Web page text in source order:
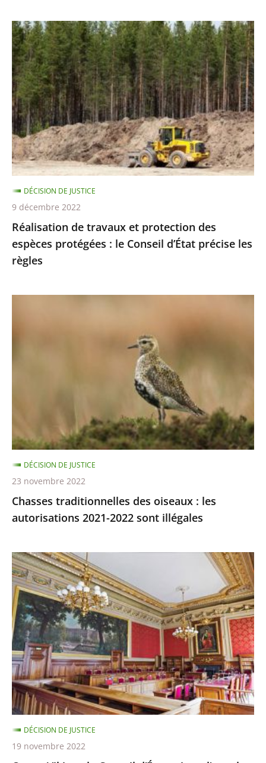
plastique
Réalisation
de
travaux
et
protection
des
espèces
protégées
:
le
Conseil
d’État
précise
les
règles
Réalisation de travaux et protection des
espèces protégées : le Conseil d’État précise les
règles
DÉCISION DE JUSTICE
9 décembre 2022
2022
sont
illégales
Chasses traditionnelles des oiseaux : les
autorisations 2021-2022 sont illégales
DÉCISION DE JUSTICE
23 novembre 2022
Ocean
Viking
:
le
Conseil
d’État
rejette
l’appel
demandant
qu’il
soit
mis
fin,
DÉCISION DE JUSTICE
19 novembre 2022